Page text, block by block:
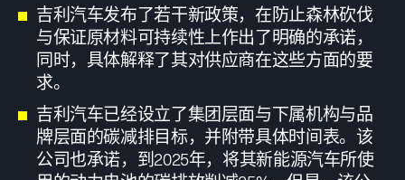
吉利汽车发布了若干新政策，在防止森林砍伐
与保证原材料可持续性上作出了明确的承诺，
同时，具体解释了其对供应商在这些方面的要
求。
吉利汽车已经设立了集团层面与下属机构与品
牌层面的碳减排目标，并附带具体时间表。该
公司也承诺，到2025年，将其新能源汽车所使